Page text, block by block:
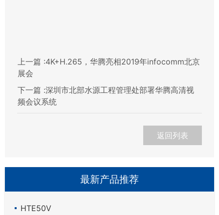
最新产品推荐
HTE50V
上一篇 :4K+H.265，华腾亮相2019年infocomm北京
展会
下一篇 :深圳市北部水源工程管理处部署华腾高清视
频会议系统
返回列表